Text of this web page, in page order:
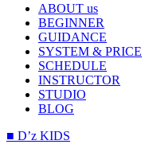
ABOUT us
BEGINNER
GUIDANCE
SYSTEM & PRICE
SCHEDULE
INSTRUCTOR
STUDIO
BLOG
■ D’z KIDS